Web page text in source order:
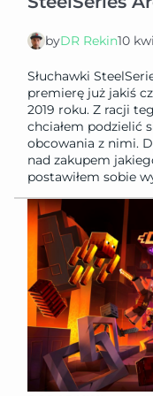
byDR Rekin10
Słuchawki
premierę już jakiś
2019 roku. Z racji
chciałem podzielić
obcowania z nimi.
nad zakupem
postawiłem sobie